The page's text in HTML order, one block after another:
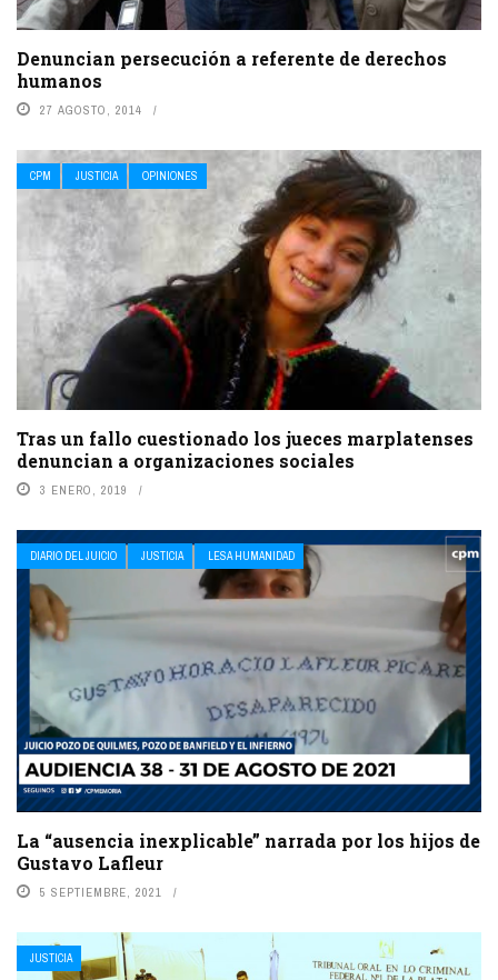
Denuncian persecución a referente de derechos
humanos
27 AGOSTO, 2014
CPM JUSTICIA OPINIONES
Tras un fallo cuestionado los jueces marplatenses
denuncian a organizaciones sociales
3 ENERO, 2019
DIARIO DEL JUICIO JUSTICIA LESA HUMANIDAD
La “ausencia inexplicable” narrada por los hijos de
Gustavo Lafleur
5 SEPTIEMBRE, 2021
JUSTICIA